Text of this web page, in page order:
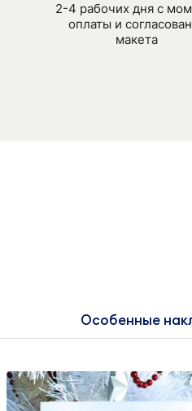
2-4 рабочих дня с
оплаты и
макета
Особенные